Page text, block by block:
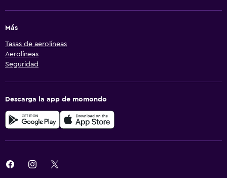
Más
Tasas de aerolíneas
Aerolíneas
Seguridad
Descarga la app de momondo